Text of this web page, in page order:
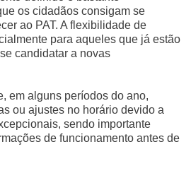
os cidadãos consigam se
ao PAT. A flexibilidade de
para aqueles que já estão
candidatar a novas
em alguns períodos do ano,
ou ajustes no horário devido a
sendo importante
de funcionamento antes de